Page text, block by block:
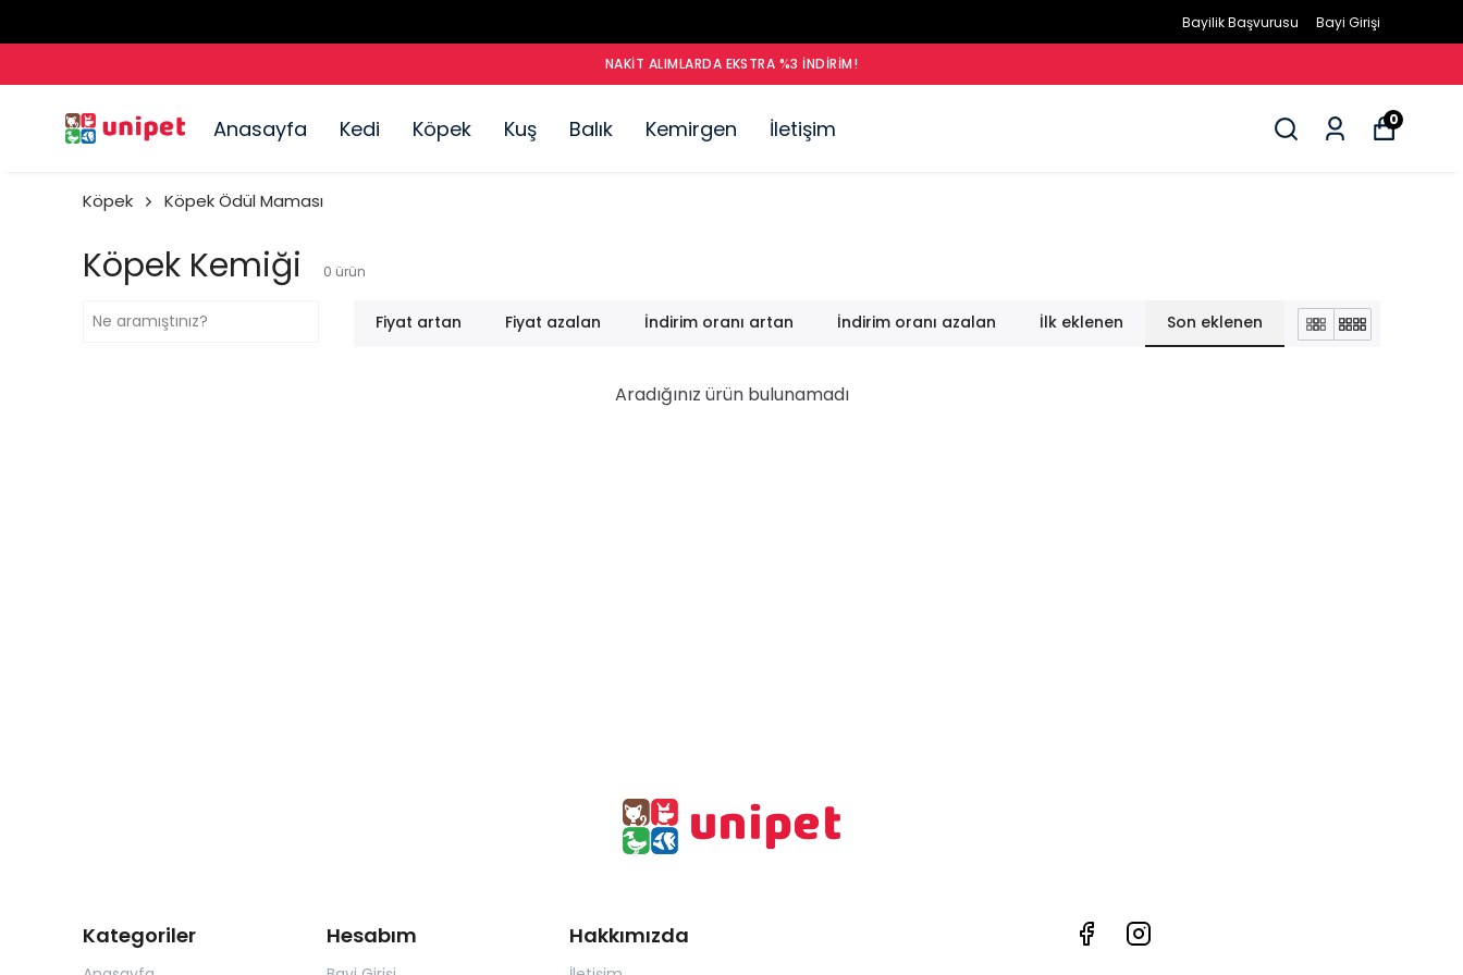
Bayilik Başvurusu Bayi Girişi
NAKIT ALIMLARDA EKSTRA %3 İNDIRIM!
Anasayfa Kedi Köpek Kuş Balık Kemirgen İletişim 0
Köpek Köpek Ödül Maması
Köpek Kemiği 0 ürün
Fiyat artan Fiyat azalan İndirim oranı artan İndirim oranı azalan İlk eklenen Son eklenen
Aradığınız ürün bulunamadı
Kategoriler Hesabım Hakkımızda